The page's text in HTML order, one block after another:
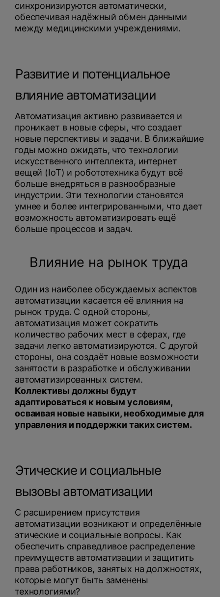
синхронизируются автоматически,
обеспечивая надёжный обмен данными
между медицинскими учреждениями.
Развитие и потенциальное
влияние автоматизации
Автоматизация активно развивается и
проникает в новые сферы, что создает
новые перспективы и задачи. В ближайшие
годы можно ожидать, что технологии
искусственного интеллекта, интернет
вещей (IoT) и робототехника будут всё
больше внедряться в разнообразные
индустрии. Эти технологии становятся
умнее и более интегрированными, что дает
возможность автоматизировать ещё
больше процессов и задач.
Влияние на рынок труда
Один из наиболее обсуждаемых аспектов
автоматизации касается её влияния на
рынок труда. С одной стороны,
автоматизация может сократить
количество рабочих мест в сферах, где
задачи легко автоматизируются. С другой
стороны, она создаёт новые возможности
занятости в разработке и обслуживании
автоматизированных систем.
Коллективы должны будут
адаптироваться к новым условиям,
осваивая новые навыки, необходимые для
управления и поддержки таких систем.
Этические и социальные
вызовы автоматизации
С расширением присутствия
автоматизации возникают и определённые
этические и социальные вопросы. Как
обеспечить справедливое распределение
преимуществ автоматизации и защитить
права работников, занятых на должностях,
которые могут быть заменены
технологиями?